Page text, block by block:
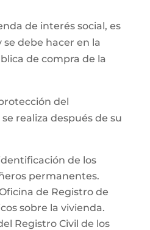
de interés social, es
debe hacer en la
de compra de la
del
realiza después de su
de los
permanentes.
de Registro de
sobre la vivienda.
Registro Civil de los